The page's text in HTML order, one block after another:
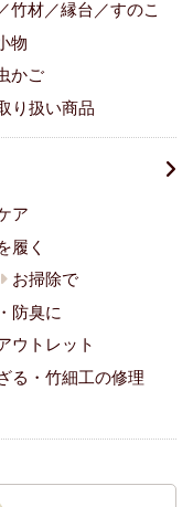
竹材／縁台／すのこ
物
かご
り扱い商品
ア
履く
お掃除で
防臭に
ウトレット
る・竹細工の修理